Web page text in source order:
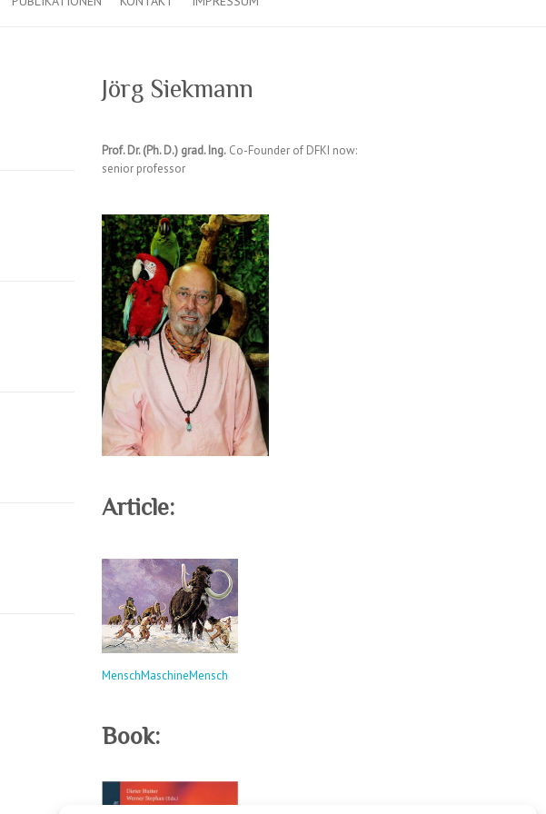
Jörg Siekmann
Prof. Dr. (Ph. D.) grad. Ing. Co-Founder of DFKI now:
senior professor
Article:
MenschMaschineMensch
Book: